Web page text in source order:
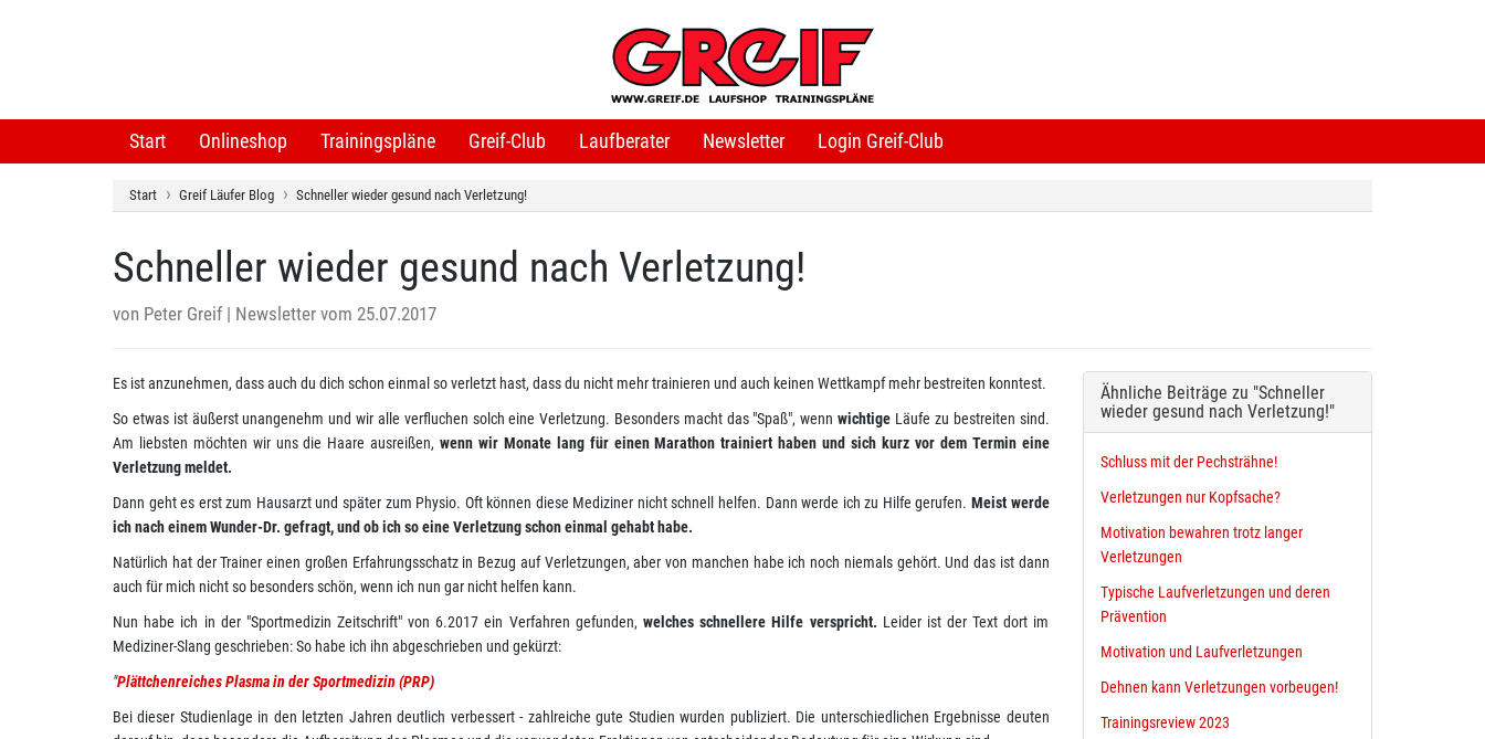
Start Onlineshop Trainingspläne Greif-Club Laufberater Newsletter Login Greif-Club
Start Greif Läufer Blog Schneller wieder gesund nach Verletzung!
Schneller wieder gesund nach Verletzung!
von Peter Greif | Newsletter vom 25.07.2017
Es ist anzunehmen, dass auch du dich schon einmal so verletzt hast, dass du nicht mehr trainieren und auch keinen Wettkampf mehr bestreiten konntest.
So etwas ist äußerst unangenehm und wir alle verfluchen solch eine Verletzung. Besonders macht das "Spaß", wennwichtige Läufe zu bestreiten sind.
Am liebsten möchten wir uns die Haare ausreißen,wenn wir Monate lang für einen Marathon trainiert haben und sich kurz vor dem Termin eine
Verletzung meldet.
Dann geht es erst zum Hausarzt und später zum Physio. Oft können diese Mediziner nicht schnell helfen. Dann werde ich zu Hilfe gerufen. Meist werde
ich nach einem Wunder-Dr. gefragt, und ob ich so eine Verletzung schon einmal gehabt habe.
Natürlich hat der Trainer einen großen Erfahrungsschatz in Bezug auf Verletzungen, aber von manchen habe ich noch niemals gehört. Und das ist dann
auch für mich nicht so besonders schön, wenn ich nun gar nicht helfen kann.
Nun habe ich in der "Sportmedizin Zeitschrift" von 6.2017 ein Verfahren gefunden, welches schnellere Hilfe verspricht. Leider ist der Text dort im
Mediziner-Slang geschrieben: So habe ich ihn abgeschrieben und gekürzt:
"Plättchenreiches Plasma in der Sportmedizin (PRP)
Bei dieser Studienlage in den letzten Jahren deutlich verbessert - zahlreiche gute Studien wurden publiziert. Die unterschiedlichen Ergebnisse deuten
Ähnliche Beiträge zu "Schneller
wieder gesund nach Verletzung!"
Schluss mit der Pechsträhne!
Verletzungen nur Kopfsache?
Motivation bewahren trotz langer
Verletzungen
Typische Laufverletzungen und deren
Prävention
Motivation und Laufverletzungen
Dehnen kann Verletzungen vorbeugen!
Trainingsreview 2023